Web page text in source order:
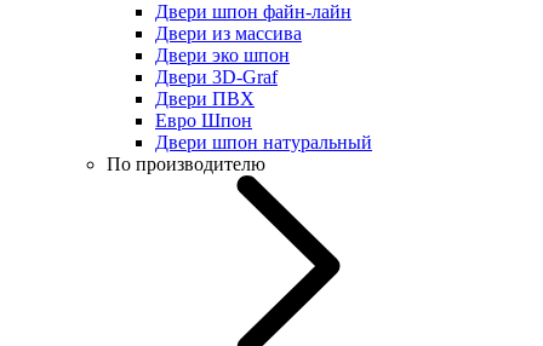
Двери шпон файн-лайн
Двери из массива
Двери эко шпон
Двери 3D-Graf
Двери ПВХ
Евро Шпон
Двери шпон натуральный
По производителю